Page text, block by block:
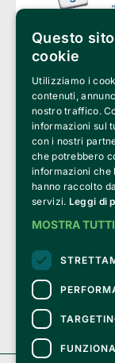
Clappit è un marchio
Bemils Srl
a Socio Unico
Via Fosse Ardeatine,
PI 05589050961
Iscr. C.C.I.A.A. Milano
© 2010-2025 Bemils
Credits:
Clappit è basato sulla
dall’Agenzia delle
2025.
sono sicuri e protetti
con crittografia a 128 bit.
Questo
cookie
Utilizziamo i
contenuti,
nostro traffico.
informazioni sul
con i nostri
che potrebbero
informazioni che
hanno raccolto
servizi. Leggi di
MOSTRA